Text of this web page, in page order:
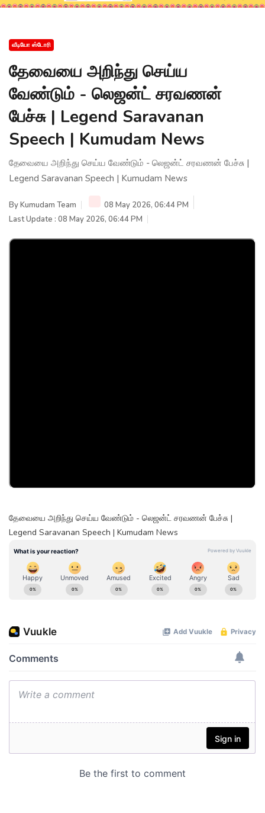
வீடியோ ஸ்டோரி
தேவையை அறிந்து செய்ய
வேண்டும் - லெஜன்ட் சரவணன்
பேச்சு | Legend Saravanan
Speech | Kumudam News
தேவையை அறிந்து செய்ய வேண்டும் - லெஜன்ட் சரவணன் பேச்சு |
Legend Saravanan Speech | Kumudam News
ByKumudam Team
08 May 2026, 06:44 PM
Last Update : 08 May 2026, 06:44 PM
தேவையை அறிந்து செய்ய வேண்டும் - லெஜன்ட் சரவணன் பேச்சு |
Legend Saravanan Speech | Kumudam News